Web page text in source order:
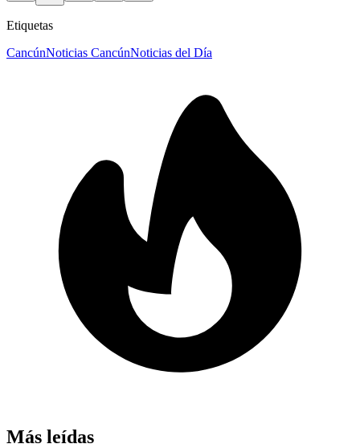
Etiquetas
CancúnNoticias CancúnNoticias del Día
Más leídas